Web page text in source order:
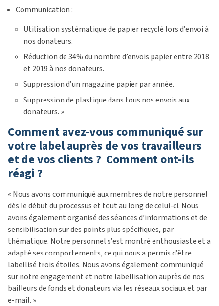
Communication :
Utilisation systématique de papier recyclé lors d’envoi à
nos donateurs.
Réduction de 34% du nombre d’envois papier entre 2018
et 2019 à nos donateurs.
Suppression d’un magazine papier par année.
Suppression de plastique dans tous nos envois aux
donateurs. »
Comment avez-vous communiqué sur
votre label auprès de vos travailleurs
et de vos clients ? Comment ont-ils
réagi ?
« Nous avons communiqué aux membres de notre personnel
dès le début du processus et tout au long de celui-ci. Nous
avons également organisé des séances d’informations et de
sensibilisation sur des points plus spécifiques, par
thématique. Notre personnel s’est montré enthousiaste et a
adapté ses comportements, ce qui nous a permis d’être
labellisé trois étoiles. Nous avons également communiqué
sur notre engagement et notre labellisation auprès de nos
bailleurs de fonds et donateurs via les réseaux sociaux et par
e-mail. »